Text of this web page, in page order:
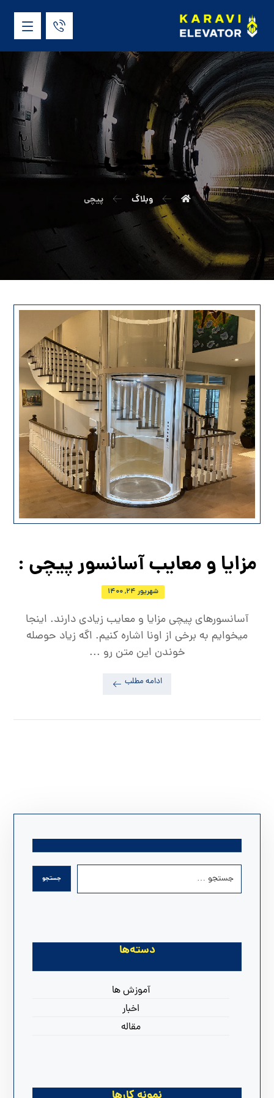
پیچی
وبلاگ پیچی
مزایا و معایب آسانسور پیچی :
شهریور ۲۴, ۱۴۰۰
آسانسورهای پیچی مزایا و معایب زیادی دارند. اینجا
میخوایم به برخی از اونا اشاره کنیم. اگه زیاد حوصله
خوندن این متن رو ...
ادامه مطلب
دسته‌ها
آموزش ها
اخبار
مقاله